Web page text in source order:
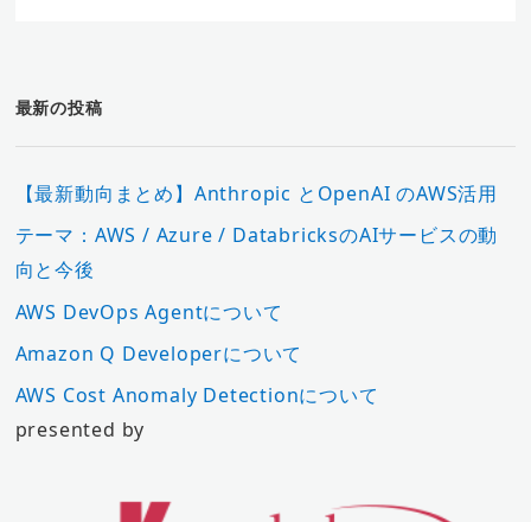
最新の投稿
【最新動向まとめ】Anthropic とOpenAI のAWS活用
テーマ：AWS / Azure / DatabricksのAIサービスの動
向と今後
AWS DevOps Agentについて
Amazon Q Developerについて
AWS Cost Anomaly Detectionについて
presented by